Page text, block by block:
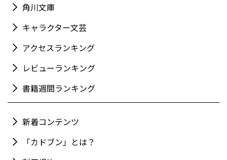
角川文庫
キャラクター文芸
アクセスランキング
レビューランキング
書籍週間ランキング
新着コンテンツ
「カドブン」とは？